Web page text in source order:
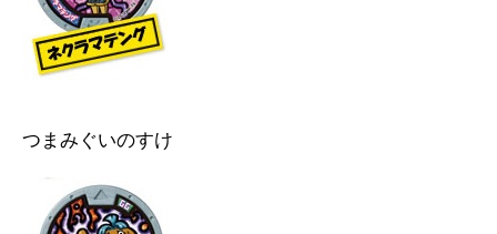
つまみぐいのすけ